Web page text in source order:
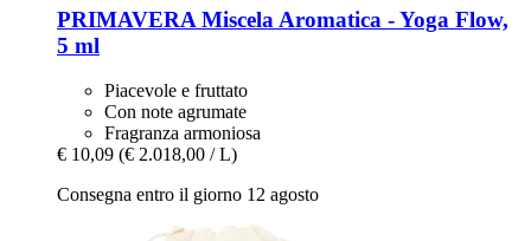
PRIMAVERA Miscela Aromatica -​ Yoga Flow,
5 ml
Piacevole e fruttato
Con note agrumate
Fragranza armoniosa
€ 10,09 (€ 2.018,00 / L)
Consegna entro il giorno 12 agosto